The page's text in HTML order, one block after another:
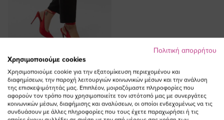
ΠΡΟΣΘΗΚΗ ΣΤΟ
ΚΑΛΑΘΙ
Παντελόνι με νερβίρ σχέδιο σε
μαύρο χρώμα
Ειδική
32,00 €
64,00 €
Πολιτική απορρήτου
Χρησιμοποιούμε cookies
Χρησιμοποιούμε cookie για την εξατομίκευση περιεχομένου και
διαφημίσεων, την παροχή λειτουργιών κοινωνικών μέσων και την ανάλυση
της επισκεψιμότητάς μας. Επιπλέον, μοιραζόμαστε πληροφορίες που
αφορούν τον τρόπο που χρησιμοποιείτε τον ιστότοπό μας με συνεργάτες
κοινωνικών μέσων, διαφήμισης και αναλύσεων, οι οποίοι ενδεχομένως να τις
συνδυάσουν με άλλες πληροφορίες που τους έχετε παραχωρήσει ή τις